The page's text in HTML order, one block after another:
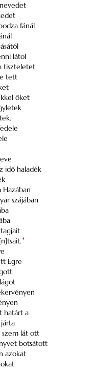
fánál
látol
tiszteletet
tett
őket
idő haladék
szájában
*
Égre
határt a
szem lát ott
botsátott
azokat